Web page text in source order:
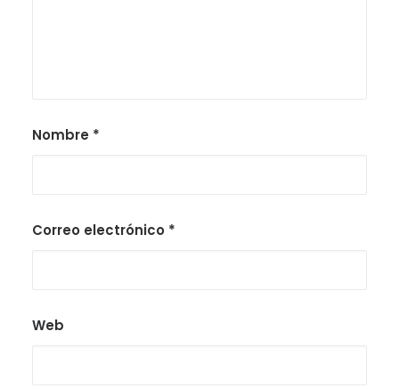
Nombre *
Correo electrónico *
Web